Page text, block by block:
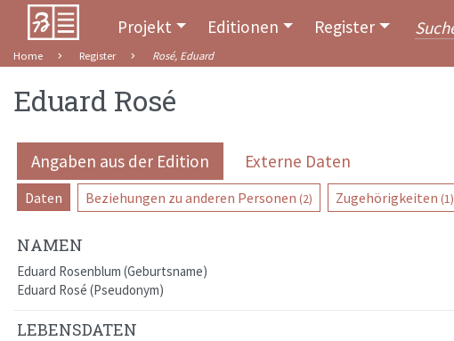
Projekt Editionen Register
Home Register Rosé, Eduard
Eduard Rosé
Angaben aus der Edition Externe Daten
Daten Beziehungen zu anderen Personen (2) Zugehörigkeiten (1)
NAMEN
Eduard Rosenblum Geburtsname
Eduard Rosé Pseudonym
LEBENSDATEN